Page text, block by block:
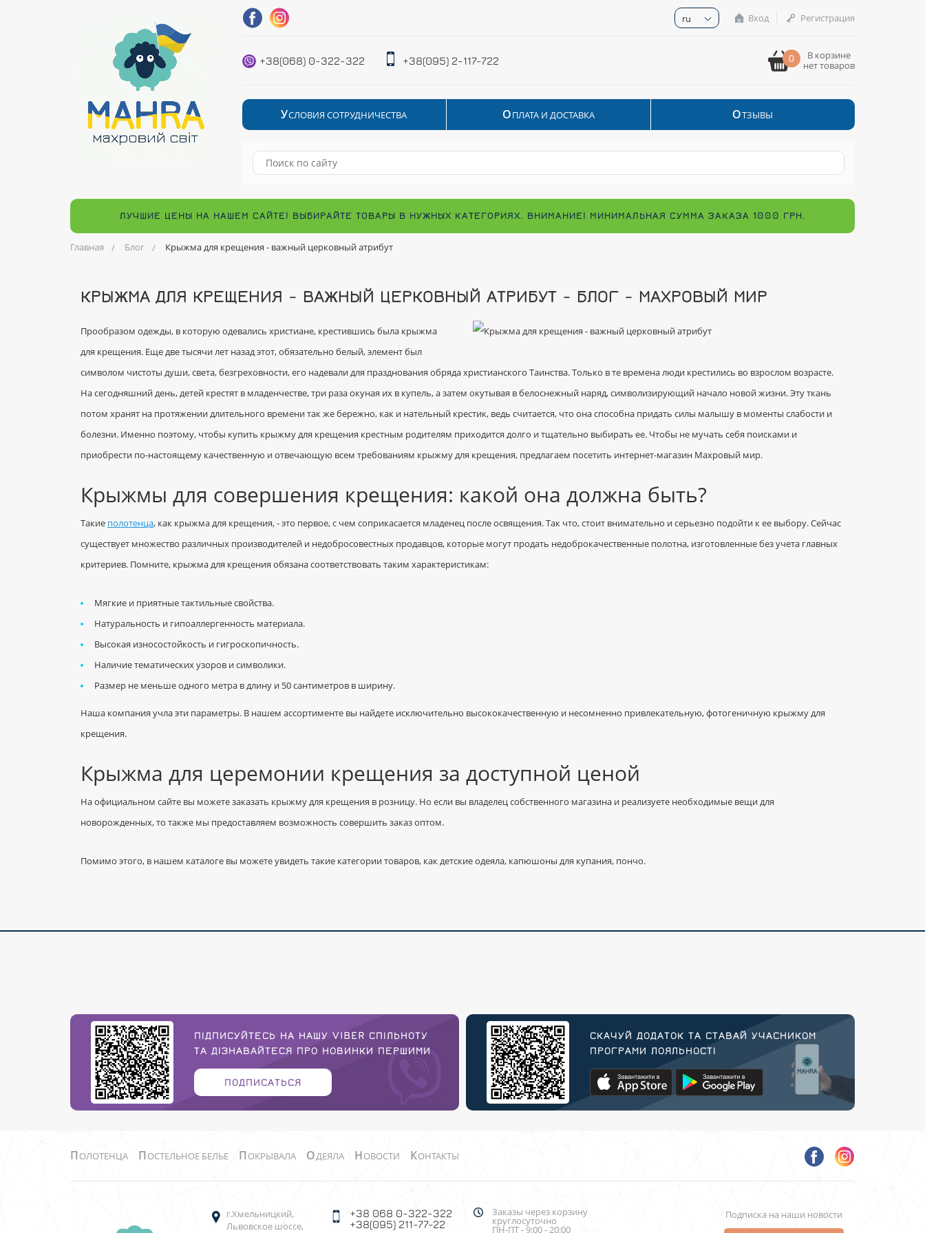
ru Вход Регистрация
+38(068) 0-322-322 +38(095) 2-117-722 0
В корзине
нет товаров
УСЛОВИЯ СОТРУДНИЧЕСТВА ОПЛАТА И ДОСТАВКА ОТЗЫВЫ
ЛУЧШИЕ ЦЕНЫ НА НАШЕМ САЙТЕ! ВЫБИРАЙТЕ ТОВАРЫ В НУЖНЫХ КАТЕГОРИЯХ. ВНИМАНИЕ! МИНИМАЛЬНАЯ СУММА ЗАКАЗА 1000 ГРН.
Главная Блог Крыжма для крещения - важный церковный атрибут
КРЫЖМА ДЛЯ КРЕЩЕНИЯ - ВАЖНЫЙ ЦЕРКОВНЫЙ АТРИБУТ - БЛОГ - МАХРОВЫЙ МИР
Прообразом одежды, в которую одевались христиане, крестившись была крыжма
для крещения. Еще две тысячи лет назад этот, обязательно белый, элемент был
символом чистоты души, света, безгреховности, его надевали для празднования обряда христианского Таинства. Только в те времена люди крестились во взрослом возрасте.
На сегодняшний день, детей крестят в младенчестве, три раза окуная их в купель, а затем окутывая в белоснежный наряд, символизирующий начало новой жизни. Эту ткань
потом хранят на протяжении длительного времени так же бережно, как и нательный крестик, ведь считается, что она способна придать силы малышу в моменты слабости и
болезни. Именно поэтому, чтобы купить крыжму для крещения крестным родителям приходится долго и тщательно выбирать ее. Чтобы не мучать себя поисками и
приобрести по-настоящему качественную и отвечающую всем требованиям крыжму для крещения, предлагаем посетить интернет-магазин Махровый мир.
Крыжмы для совершения крещения: какой она должна быть?
Такие полотенца, как крыжма для крещения, - это первое, с чем соприкасается младенец после освящения. Так что, стоит внимательно и серьезно подойти к ее выбору. Сейчас
существует множество различных производителей и недобросовестных продавцов, которые могут продать недоброкачественные полотна, изготовленные без учета главных
критериев. Помните, крыжма для крещения обязана соответствовать таким характеристикам:
Мягкие и приятные тактильные свойства.
Натуральность и гипоаллергенность материала.
Высокая износостойкость и гигроскопичность.
Наличие тематических узоров и символики.
Размер не меньше одного метра в длину и 50 сантиметров в ширину.
Наша компания учла эти параметры. В нашем ассортименте вы найдете исключительно высококачественную и несомненно привлекательную, фотогеничную крыжму для
крещения.
Крыжма для церемонии крещения за доступной ценой
На официальном сайте вы можете заказать крыжму для крещения в розницу. Но если вы владелец собственного магазина и реализуете необходимые вещи для
новорожденных, то также мы предоставляем возможность совершить заказ оптом.
Помимо этого, в нашем каталоге вы можете увидеть такие категории товаров, как детские одеяла, капюшоны для купания, пончо.
ПІДПИСУЙТЕСЬ НА НАШУ VIBER СПІЛЬНОТУ
ТА ДІЗНАВАЙТЕСЯ ПРО НОВИНКИ ПЕРШИМИ
ПОДПИСАТЬСЯ
СКАЧУЙ ДОДАТОК ТА СТАВАЙ УЧАСНИКОМ
ПРОГРАМИ ЛОЯЛЬНОСТІ
ПОЛОТЕНЦА ПОСТЕЛЬНОЕ БЕЛЬЕ ПОКРЫВАЛА ОДЕЯЛА НОВОСТИ КОНТАКТЫ
г.Хмельницкий,
Львовское шоссе,
+38 068 0-322-322
+38(095) 211-77-22
Заказы через корзину
круглосуточно
ПН-ПТ - 9:00 - 20:00
Подписка на наши новости